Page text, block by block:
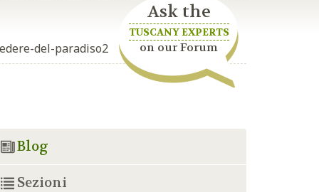
Ask the
TUSCANY EXPERTS
on our Forum
del-paradiso2
Blog
Sezioni